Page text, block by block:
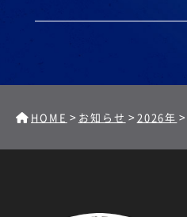
HOME > お知らせ >2026年 >